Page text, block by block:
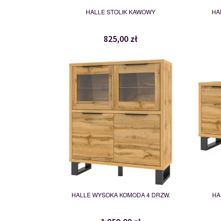
HALLE STOLIK KAWOWY
825,00 zł
114984
HALLE WYSOKA KOMODA 4 DRZW.